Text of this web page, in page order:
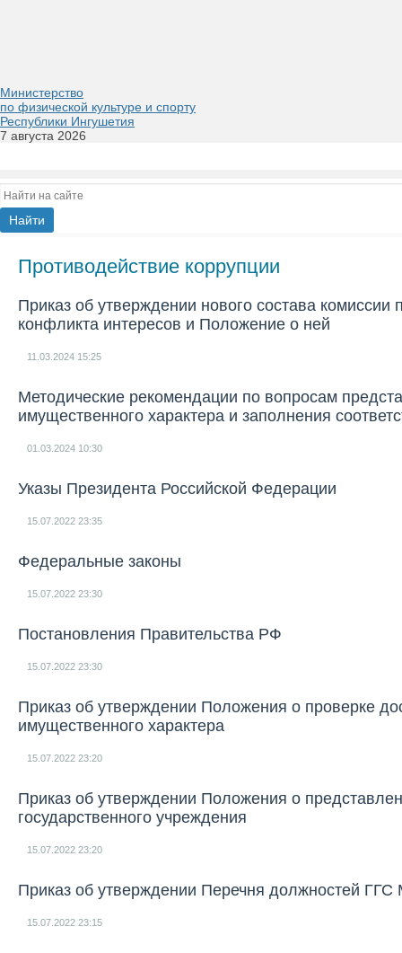
Министерство
по физической культуре и спорту
Республики Ингушетия
7 августа 2026
Противодействие коррупции
Приказ об утверждении нового состава
конфликта интересов и Положение о ней
11.03.2024 15:25
Методические рекомендации по вопросам
имущественного характера и заполнения
01.03.2024 10:30
Указы Президента Российской Федерации
15.07.2022 23:35
Федеральные законы
15.07.2022 23:30
Постановления Правительства РФ
15.07.2022 23:30
Приказ об утверждении Положения о проверке
имущественного характера
15.07.2022 23:20
Приказ об утверждении Положения о
государственного учреждения
15.07.2022 23:20
Приказ об утверждении Перечня должностей
15.07.2022 23:15